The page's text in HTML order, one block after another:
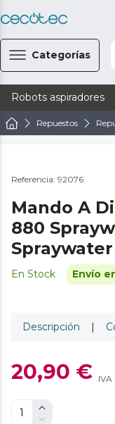
Categorías
Robots aspiradores
Repuestos
Referencia: 92076
Mando A
880
En Stock Envío
Descripción |
20,90 € IVA